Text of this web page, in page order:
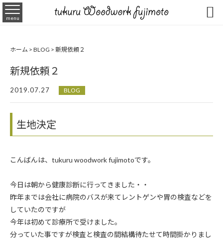
menu 
ホーム > BLOG > 新規依頼２
新規依頼２
2019.07.27 BLOG
生地決定
こんばんは、tukuru woodwork fujimotoです。
今日は朝から健康診断に行ってきました・・
昨年までは会社に病院のバスが来てレントゲンや胃の検査などを
していたのですが
今年は初めて診療所で受けました。
分っていた事ですが検査と検査の間結構待たせて時間掛かりまし